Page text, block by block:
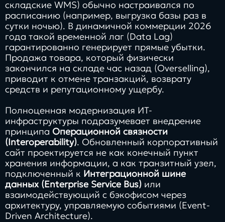
складские WMS) обычно настраивался по
расписанию (например, выгрузка базы раз в
сутки ночью). В динамичной коммерции 2026
года такой временной лаг (Data Lag)
гарантированно генерирует прямые убытки.
Продажа товара, который физически
закончился на складе час назад (Overselling),
приводит к отмене транзакций, возврату
средств и репутационному ущербу.
Полноценная модернизация ИТ-
инфраструктуры подразумевает внедрение
принципа Операционной связности
(Interoperability). Обновленный корпоративный
сайт проектируется не как конечный пункт
хранения информации, а как транзитный узел,
подключенный к Интеграционной шине
данных (Enterprise Service Bus) или
взаимодействующий с бэкофисом через
архитектуру, управляемую событиями (Event-
Driven Architecture).